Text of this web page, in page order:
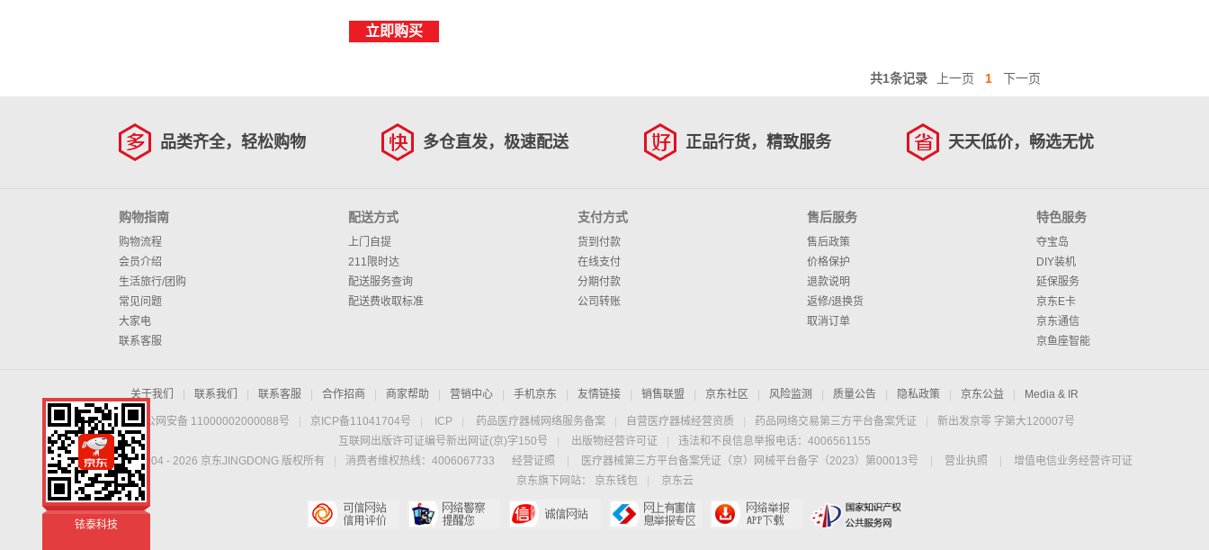
立即购买
共1条记录 上一页 1 下一页
品类齐全，轻松购物 多仓直发，极速配送 正品行货，精致服务 天天低价，畅选无忧
购物指南
购物流程
会员介绍
生活旅行/团购
常见问题
大家电
联系客服
配送方式
上门自提
211限时达
配送服务查询
配送费收取标准
支付方式
货到付款
在线支付
分期付款
公司转账
售后服务
售后政策
价格保护
退款说明
返修/退换货
取消订单
特色服务
夺宝岛
DIY装机
延保服务
京东E卡
京东通信
京鱼座智能
关于我们 联系我们 联系客服 合作招商 商家帮助 营销中心 手机京东 友情链接 销售联盟 京东社区 风险监测 质量公告 隐私政策 京东公益 Media & IR
京公网安备 11000002000088号 京ICP备11041704号 ICP 药品医疗器械网络服务备案 自营医疗器械经营资质 药品网络交易第三方平台备案凭证
新出发京零 字第大120007号
互联网出版许可证编号新出网证(京)字150号
出版物经营许可证
违法和不良信息举报电话：4006561155
Copyright © 2004 - 2026 京东JINGDONG 版权所有 消费者维权热线：4006067733 经营证照 医疗器械第三方平台备案凭证（京）网械平台备字（2023）第00013号 营业执照
增值电信业务经营许可证
京东旗下网站：
京东钱包 京东云
铱泰科技